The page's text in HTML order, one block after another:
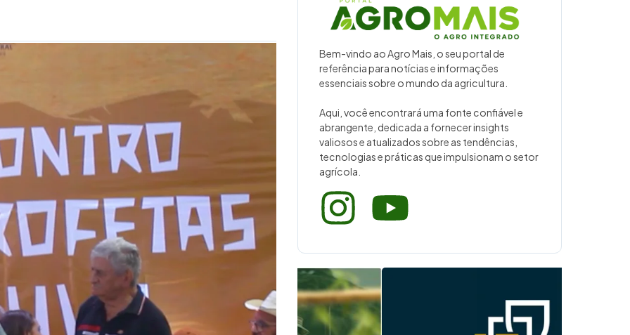
Bem-vindo ao Agro Mais, o seu portal de
referência para notícias e informações
essenciais sobre o mundo da agricultura.
Aqui, você encontrará uma fonte confiável e
abrangente, dedicada a fornecer insights
valiosos e atualizados sobre as tendências,
tecnologias e práticas que impulsionam o setor
agrícola.